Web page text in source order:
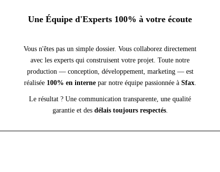
Une Équipe d'Experts 100% à votre écoute
Vous n'êtes pas un simple dossier. Vous collaborez directement
avec les experts qui construisent votre projet. Toute notre
production — conception, développement, marketing — est
réalisée 100% en internepar notre équipe passionnée à Sfax.
Le résultat ? Une communication transparente, une qualité
garantie et des délais toujours respectés.